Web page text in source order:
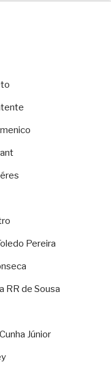
Pereira
RR de Sousa
Júnior